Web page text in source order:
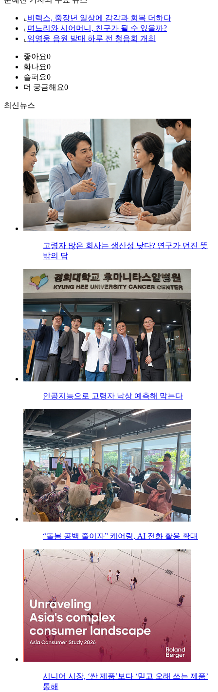
⌞ 비렉스, 중장년 일상에 감각과 회복 더하다
⌞ 며느리와 시어머니, 친구가 될 수 있을까?
⌞ 임영웅 음원 발매 하루 전 청음회 개최
좋아요0
화나요0
슬퍼요0
더 궁금해요0
최신뉴스
고령자 많은 회사는 생산성 낮다? 연구가 던진 뜻
밖의 답
인공지능으로 고령자 낙상 예측해 막는다
“돌봄 공백 줄이자” 케어링, AI 전화 활용 확대
시니어 시장, ‘싼 제품’보다 ‘믿고 오래 쓰는 제품’
통해